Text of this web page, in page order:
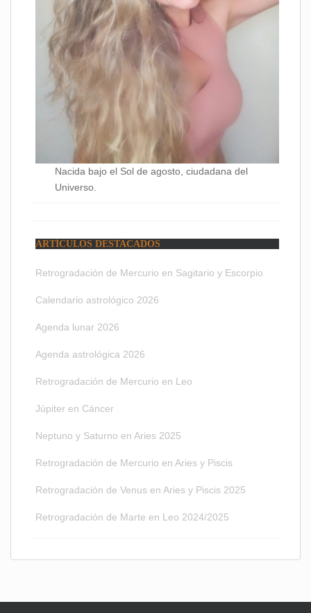
Nacida bajo el Sol de agosto, ciudadana del
Universo.
ARTÍCULOS DESTACADOS
Retrogradación de Mercurio en Sagitario y Escorpio
Calendario astrológico 2026
Agenda lunar 2026
Agenda astrológica 2026
Retrogradación de Mercurio en Leo
Júpiter en Cáncer
Neptuno y Saturno en Aries 2025
Retrogradación de Mercurio en Aries y Piscis
Retrogradación de Venus en Aries y Piscis 2025
Retrogradación de Marte en Leo 2024/2025